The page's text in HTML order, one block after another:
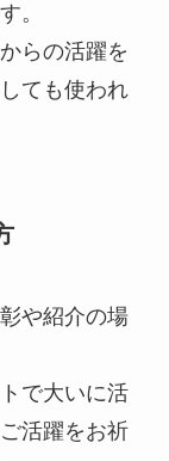
。
らの活躍を
ても使われ
や紹介の場
で大いに活
活躍をお祈